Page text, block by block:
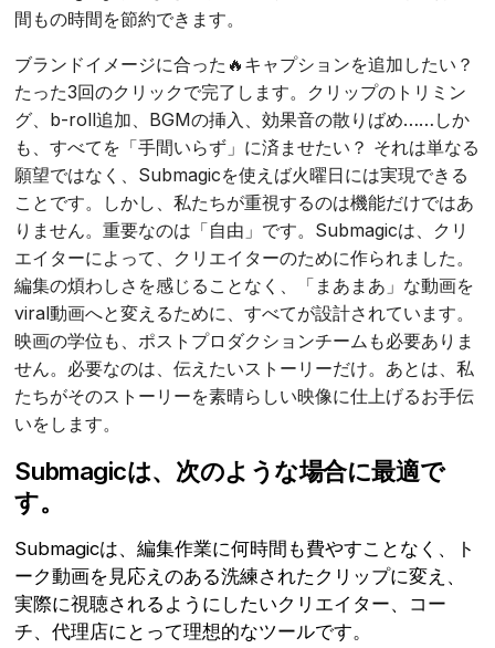
間もの時間を節約できます。
ブランドイメージに合った🔥キャプションを追加したい？
たった3回のクリックで完了します。クリップのトリミン
グ、b-roll追加、BGMの挿入、効果音の散りばめ……しか
も、すべてを「手間いらず」に済ませたい？ それは単なる
願望ではなく、Submagicを使えば火曜日には実現できる
ことです。しかし、私たちが重視するのは機能だけではあ
りません。重要なのは「自由」です。Submagicは、クリ
エイターによって、クリエイターのために作られました。
編集の煩わしさを感じることなく、「まあまあ」な動画を
viral動画へと変えるために、すべてが設計されています。
映画の学位も、ポストプロダクションチームも必要ありま
せん。必要なのは、伝えたいストーリーだけ。あとは、私
たちがそのストーリーを素晴らしい映像に仕上げるお手伝
いをします。
Submagicは、次のような場合に最適で
す。
Submagicは、編集作業に何時間も費やすことなく、ト
ーク動画を見応えのある洗練されたクリップに変え、
実際に視聴されるようにしたいクリエイター、コー
チ、代理店にとって理想的なツールです。